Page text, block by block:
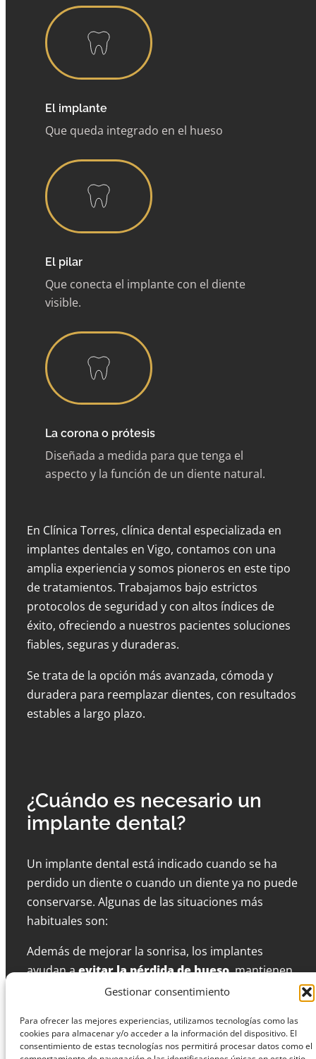
Gestionar consentimiento
Para ofrecer las mejores experiencias, utilizamos tecnologías como las
cookies para almacenar y/o acceder a la información del dispositivo. El
consentimiento de estas tecnologías nos permitirá procesar datos como el
El implante
Que queda integrado en el hueso
El pilar
Que conecta el implante con el diente
visible.
La corona o prótesis
Diseñada a medida para que tenga el
aspecto y la función de un diente natural.
En Clínica Torres, clínica dental especializada en
implantes dentales en Vigo, contamos con una
amplia experiencia y somos pioneros en este tipo
de tratamientos. Trabajamos bajo estrictos
protocolos de seguridad y con altos índices de
éxito, ofreciendo a nuestros pacientes soluciones
fiables, seguras y duraderas.
Se trata de la opción más avanzada, cómoda y
duradera para reemplazar dientes, con resultados
estables a largo plazo.
¿Cuándo es necesario un
implante dental?
Un implante dental está indicado cuando se ha
perdido un diente o cuando un diente ya no puede
conservarse. Algunas de las situaciones más
habituales son:
Además de mejorar la sonrisa, los implantes
ayudan aevitar la pérdida de hueso, mantienen
la posición de los dientes vecinos y permiten llevar